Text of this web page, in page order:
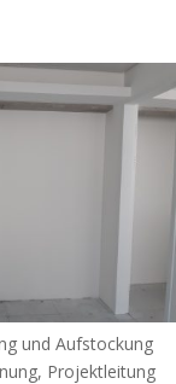
und Aufstockung
Projektleitung